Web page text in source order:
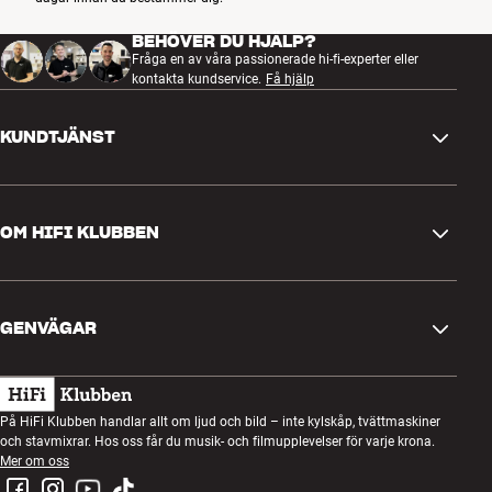
BEHÖVER DU HJÄLP?
Fråga en av våra passionerade hi-fi-experter eller
kontakta kundservice. Få hjälp
KUNDTJÄNST
Frågor och svar
Retur och reklamation
Ångra beställning
Köpvillkor
Integritetspolicy
OM HIFI KLUBBEN
Om oss
Kundklubb
Lyssnarkväll
Tävlingar
GENVÄGAR
Presentkort
Bygg med ljud
Montering och installation
På HiFi Klubben handlar allt om ljud och bild – inte kylskåp, tvättmaskiner
och stavmixrar. Hos oss får du musik- och filmupplevelser för varje krona.
Mer om oss